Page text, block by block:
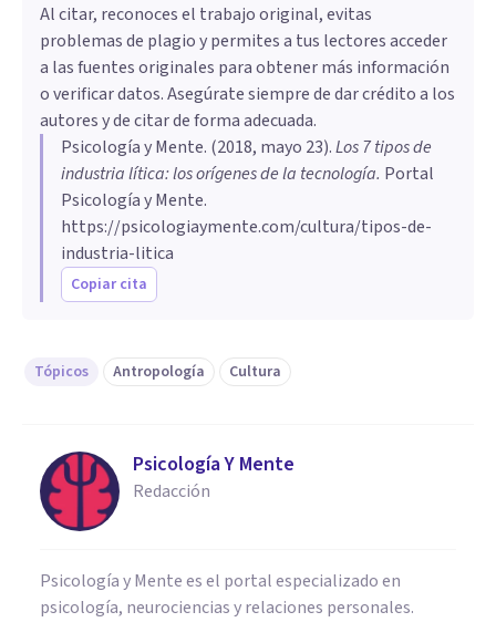
Al citar, reconoces el trabajo original, evitas
problemas de plagio y permites a tus lectores acceder
a las fuentes originales para obtener más información
o verificar datos. Asegúrate siempre de dar crédito a los
autores y de citar de forma adecuada.
Psicología y Mente. (2018, mayo 23).Los 7 tipos de
industria lítica: los orígenes de la tecnología. Portal
Psicología y Mente.
https://psicologiaymente.com/cultura/tipos-de-
industria-litica
Copiar cita
Tópicos Antropología Cultura
Psicología Y Mente
Redacción
Psicología y Mente es el portal especializado en
psicología, neurociencias y relaciones personales.